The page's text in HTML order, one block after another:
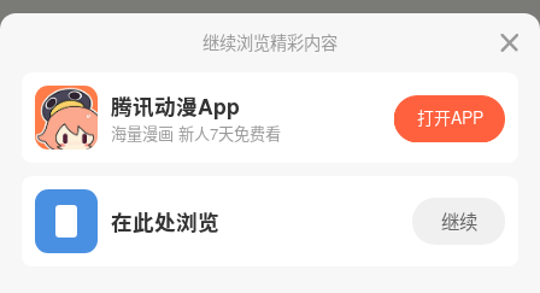
继续浏览精彩内容
腾讯动漫App
海量漫画 新人7天免费看
打开APP
在此处浏览 继续